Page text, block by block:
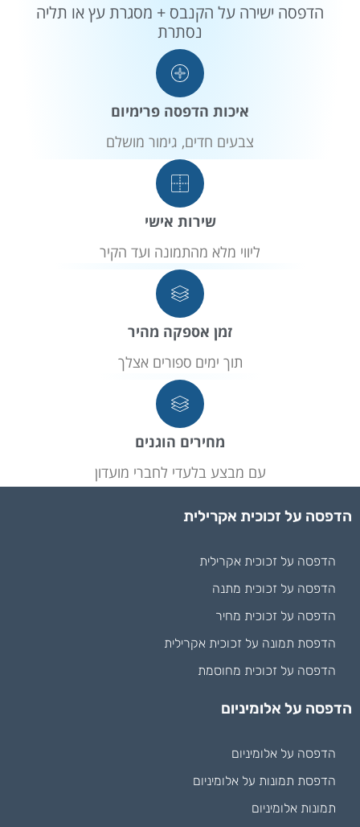
הדפסה ישירה על הקנבס + מסגרת עץ או תליה
נסתרת
איכות הדפסה פרימיום
צבעים חדים, גימור מושלם
שירות אישי
ליווי מלא מהתמונה ועד הקיר
זמן אספקה מהיר
תוך ימים ספורים אצלך
מחירים הוגנים
עם מבצע בלעדי לחברי מועדון
הדפסה על זכוכית אקרילית
הדפסה על זכוכית אקרילית
הדפסה על זכוכית מתנה
הדפסה על זכוכית מחיר
הדפסת תמונה על זכוכית אקרילית
הדפסה על זכוכית מחוסמת
הדפסה על אלומיניום
הדפסה על אלומיניום
הדפסת תמונות על אלומיניום
תמונות אלומיניום